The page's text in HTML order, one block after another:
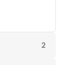
2